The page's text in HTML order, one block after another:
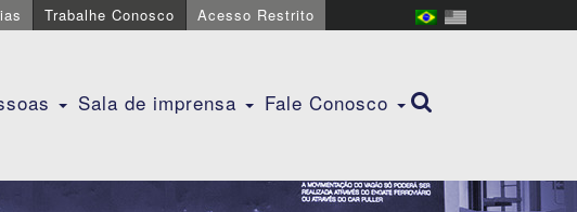
Trabalhe Conosco Acesso Restrito
Sala de imprensa Fale Conosco